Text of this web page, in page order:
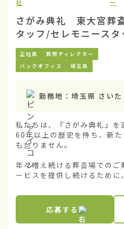
社 ー
さがみ典礼 東大宮葬
タッフ/セレモニースタ
正社員
葬祭ディレクター
バックオフィス
埼玉県
勤務地： 埼玉県 さい
私たちは、『さがみ典礼』を
60年以上の歴史を持ち、新
も怠りません。
年々増え続ける葬斎場でのご
ービスを提供し続けるために
応募する